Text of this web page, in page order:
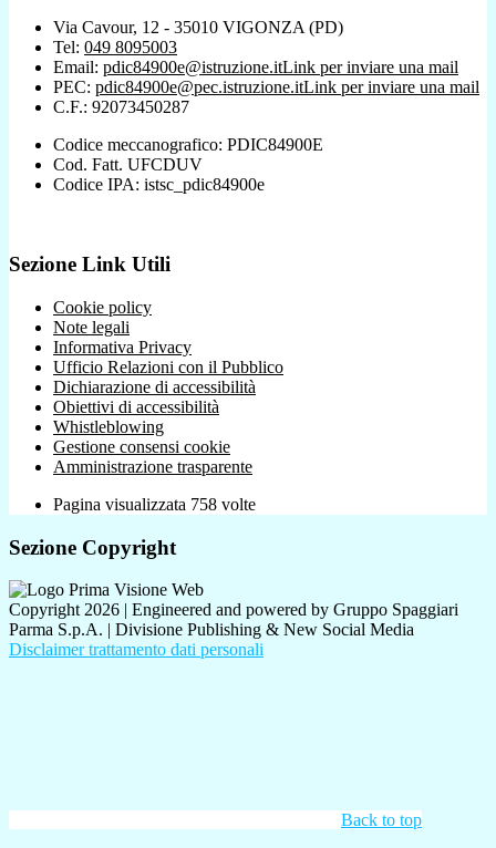
Via Cavour, 12 - 35010 VIGONZA (PD)
Tel: 049 8095003
Email: pdic84900e@istruzione.itLink per inviare una mail
PEC: pdic84900e@pec.istruzione.itLink per inviare una mail
C.F.: 92073450287
Codice meccanografico: PDIC84900E
Cod. Fatt. UFCDUV
Codice IPA: istsc_pdic84900e
Sezione Link Utili
Cookie policy
Note legali
Informativa Privacy
Ufficio Relazioni con il Pubblico
Dichiarazione di accessibilità
Obiettivi di accessibilità
Whistleblowing
Gestione consensi cookie
Amministrazione trasparente
Pagina visualizzata 758 volte
Sezione Copyright
Copyright 2026 | Engineered and powered by Gruppo Spaggiari
Parma S.p.A. | Divisione Publishing & New Social Media
Disclaimer trattamento dati personali
Back to top